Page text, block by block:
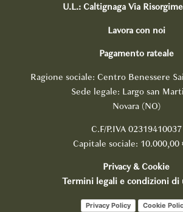
U.L.: Caltignaga Via
Lavora con noi
Pagamento rateale
Ragione sociale: Centro Benessere
Sede legale: Largo san
Novara (NO)
C.F/P.IVA 02319410037
Capitale sociale: 10.000,00
Privacy & Cookie
Termini legali e condizioni di
Privacy Policy Cookie